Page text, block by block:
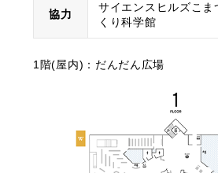
協力
サイエンスヒルズこ
くり科学館
1階(屋内)：だんだん広場